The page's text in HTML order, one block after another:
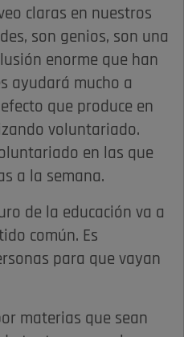
claras en nuestros
son genios, son una
enorme que han
ayudará mucho a
que produce en
voluntariado.
en las que
a la semana.
de la educación va a
común. Es
para que vayan
materias que sean